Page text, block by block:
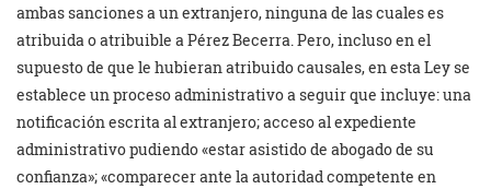
ambas sanciones a un extranjero, ninguna de las cuales es
atribuida o atribuible a Pérez Becerra. Pero, incluso en el
supuesto de que le hubieran atribuido causales, en esta Ley se
establece un proceso administrativo a seguir que incluye: una
notificación escrita al extranjero; acceso al expediente
administrativo pudiendo «estar asistido de abogado de su
confianza»; «comparecer ante la autoridad competente en